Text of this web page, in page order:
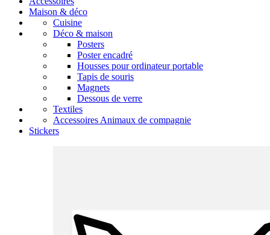
Maison & déco
Cuisine
Déco & maison
Posters
Poster encadré
Housses pour ordinateur portable
Tapis de souris
Magnets
Dessous de verre
Textiles
Accessoires Animaux de compagnie
Stickers